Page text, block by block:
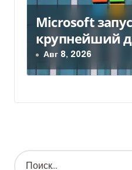
Microsoft
крупнейший
Индии за
Авг 8, 2026
Н